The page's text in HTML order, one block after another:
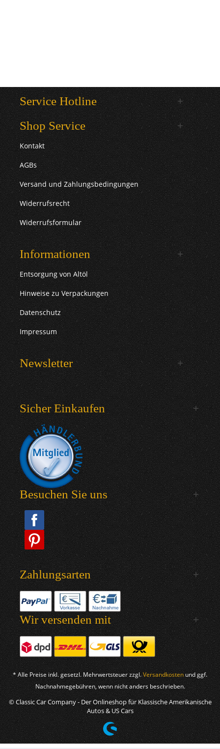
Service Hotline
Shop Service
Kontakt
AGBs
Versand und Zahlungsbedingungen
Widerrufsrecht
Widerrufsformular
Informationen
Entsorgung von Altöl
Hinweise zu Verpackungen
Datenschutz
Impressum
Newsletter
Sicher Einkaufen
Besuchen Sie uns
Zahlungsarten
Wir versenden mit
* Alle Preise inkl. gesetzl. Mehrwertsteuer zzgl.Versandkosten und ggf.
Nachnahmegebühren, wenn nicht anders beschrieben.
© Classic Car Company - Der Onlineshop für Klassische Amerikanische
Autos & US Cars